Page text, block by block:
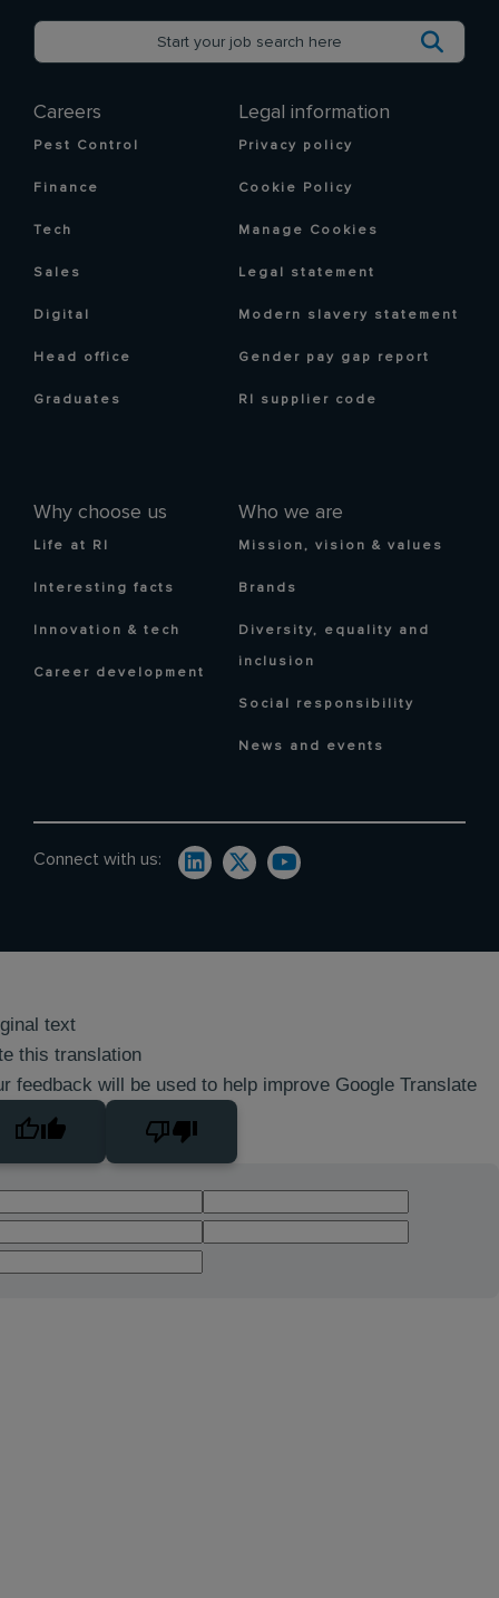
Careers
Pest Control
Finance
Tech
Sales
Digital
Head office
Graduates
Why choose us
Life at RI
Interesting facts
Innovation & tech
Career development
Who we are
Mission, vision & values
Brands
Diversity, equality and
inclusion
Social responsibility
News and events
Legal information
Privacy policy
Cookie Policy
Manage Cookies
Legal statement
Modern slavery statement
Gender pay gap report
RI supplier code
Connect with us:
text
this translation
feedback will be used to help improve Google Translate